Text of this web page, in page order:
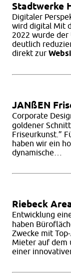
Stadtwerke
Digitaler
wird digital Mit
2022 wurde der
deutlich
direkt zur
JANßEN
Corporate
goldener
Friseurkunst.”
haben wir ein
dynamische…
Riebeck
Entwicklung
haben
Zwecke mit
Mieter auf dem
einer